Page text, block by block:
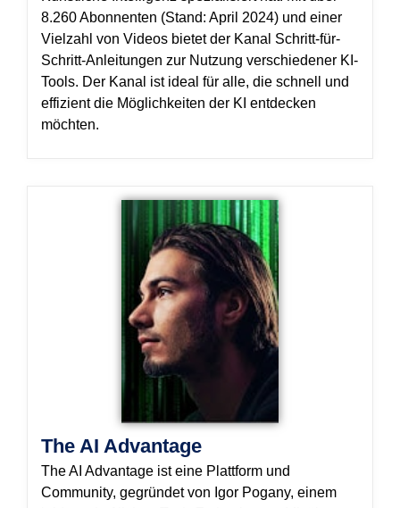
8.260 Abonnenten (Stand: April 2024) und einer
Vielzahl von Videos bietet der Kanal Schritt-für-
Schritt-Anleitungen zur Nutzung verschiedener KI-
Tools. Der Kanal ist ideal für alle, die schnell und
effizient die Möglichkeiten der KI entdecken
möchten.
The AI Advantage
The AI Advantage ist eine Plattform und
Community, gegründet von Igor Pogany, einem